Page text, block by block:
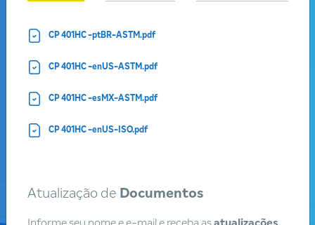
SEGMENTOS
cada grupo:
CP 401HC -ptBR-ASTM.pdf
CP 401HC -enUS-ASTM.pdf
CP 401HC -esMX-ASTM.pdf
CP 401HC -enUS-ISO.pdf
Atualização de Documentos